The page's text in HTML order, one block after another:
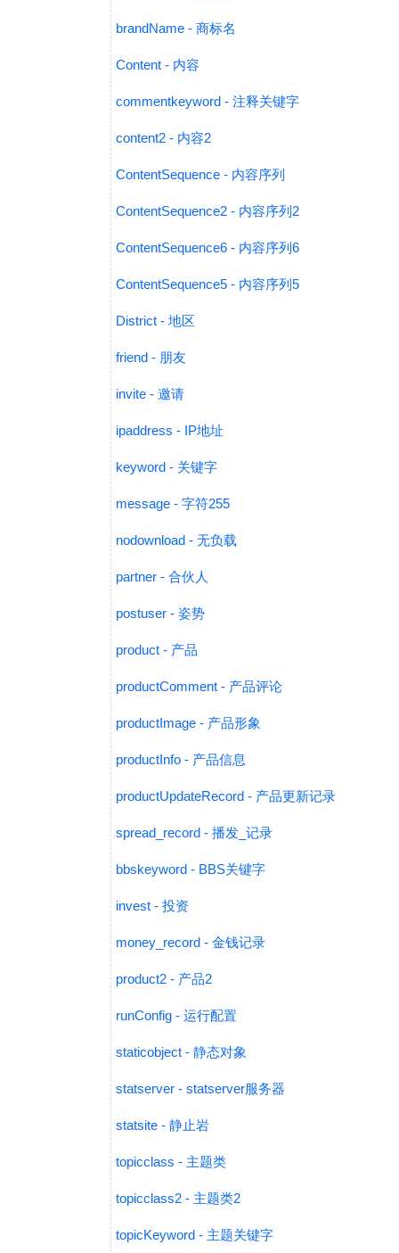
brandName - 商标名
Content - 内容
commentkeyword - 注释关键字
content2 - 内容2
ContentSequence - 内容序列
ContentSequence2 - 内容序列2
ContentSequence6 - 内容序列6
ContentSequence5 - 内容序列5
District - 地区
friend - 朋友
invite - 邀请
ipaddress - IP地址
keyword - 关键字
message - 字符255
nodownload - 无负载
partner - 合伙人
postuser - 姿势
product - 产品
productComment - 产品评论
productImage - 产品形象
productInfo - 产品信息
productUpdateRecord - 产品更新记录
spread_record - 播发_记录
bbskeyword - BBS关键字
invest - 投资
money_record - 金钱记录
product2 - 产品2
runConfig - 运行配置
staticobject - 静态对象
statserver - statserver服务器
statsite - 静止岩
topicclass - 主题类
topicclass2 - 主题类2
topicKeyword - 主题关键字